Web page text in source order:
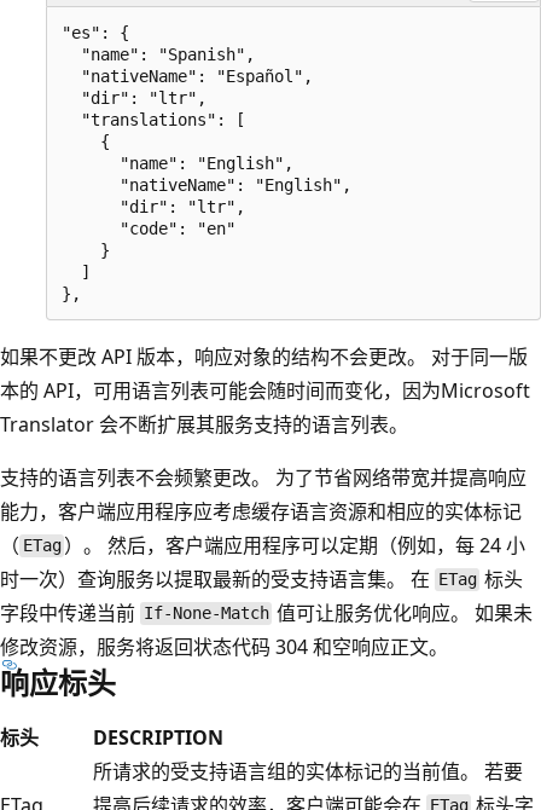
"es": {
  "name": "Spanish",
  "nativeName": "Español",
  "dir": "ltr",
  "translations": [
    {
      "name": "English",
      "nativeName": "English",
      "dir": "ltr",
      "code": "en"
    }
  ]
如果不更改 API 版本，响应对象的结构不会更改。 对于同一版
本的 API，可用语言列表可能会随时间而变化，因为Microsoft
Translator 会不断扩展其服务支持的语言列表。
支持的语言列表不会频繁更改。 为了节省网络带宽并提高响应
能力，客户端应用程序应考虑缓存语言资源和相应的实体标记
（ ETag ）。 然后，客户端应用程序可以定期（例如，每 24 小
时一次）查询服务以提取最新的受支持语言集。 在 ETag 标头
字段中传递当前 If-None-Match 值可让服务优化响应。 如果未
修改资源，服务将返回状态代码 304 和空响应正文。
响应标头
标头 DESCRIPTION
ETag
所请求的受支持语言组的实体标记的当前值。 若要
提高后续请求的效率，客户端可能会在 ETag 标头字